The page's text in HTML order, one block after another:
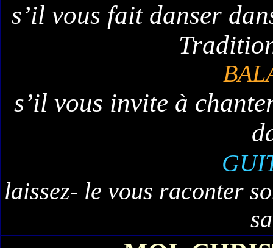
s’il vous fait danser
s’il vous invite à
laissez- le vous raconter